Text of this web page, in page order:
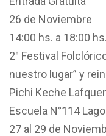
26 de Noviembre
14:00 hs. a 18:00 hs.
2° Festival
nuestro lugar” y
Pichi Keche
Escuela N°114
27 al 29 de